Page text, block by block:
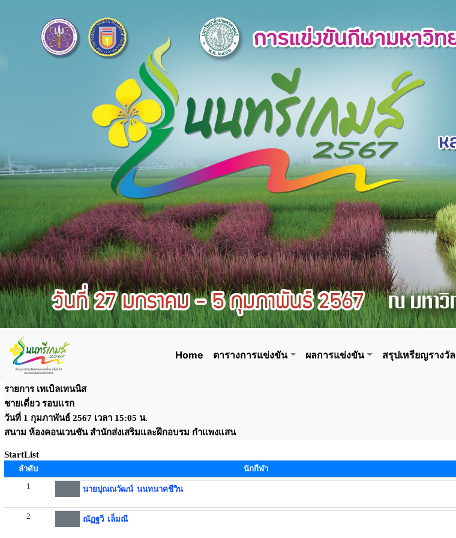
Home ตารางการแข่งขัน ผลการแข่งขัน สรุปเหรียญรางวัล
รายการ เทเบิลเทนนิส
ชายเดี่ยว รอบแรก
วันที่ 1 กุมภาพันธ์ 2567 เวลา 15:05 น.
สนาม ห้องคอนเวนชัน สำนักส่งเสริมและฝึกอบรม กำแพงแสน
StartList
ลำดับ นักกีฬา
1
นายปุณณวัฒน์ นนทนาคชีวิน
2 ณัฏฐวี เล็มณี